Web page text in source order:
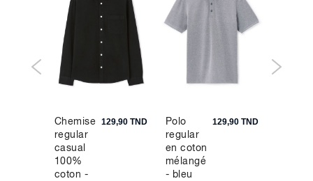
Chemise
regular
casual
100%
coton -
129,90 TND
Polo
regular
en coton
mélangé
- bleu
129,90 TND